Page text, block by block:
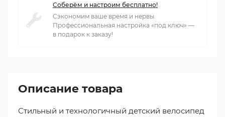
Соберём и настроим бесплатно!
Сэкономим ваше время и нервы.
Профессиональная настройка «под ключ» —
в подарок к заказу!
Описание товара
Стильный и технологичный детский велосипед